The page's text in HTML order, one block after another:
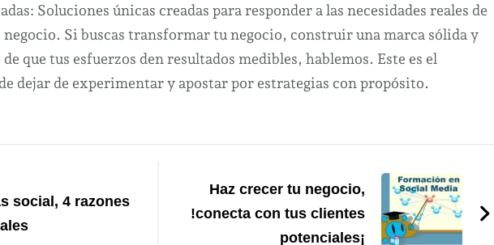
Soluciones únicas creadas para responder a las necesidades reales de
negocio. Si buscas transformar tu negocio, construir una marca sólida y
que tus esfuerzos den resultados medibles, hablemos. Este es el
dejar de experimentar y apostar por estrategias con propósito.
social, 4 razones
Haz crecer tu negocio,
!conecta con tus clientes
potenciales¡